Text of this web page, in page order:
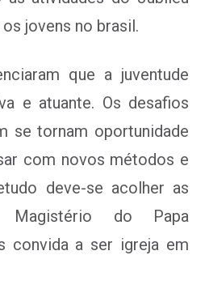
jovens no brasil.
que a juventude
e atuante. Os desafios
se tornam oportunidade
com novos métodos e
deve-se acolher as
Magistério do Papa
convida a ser igreja em